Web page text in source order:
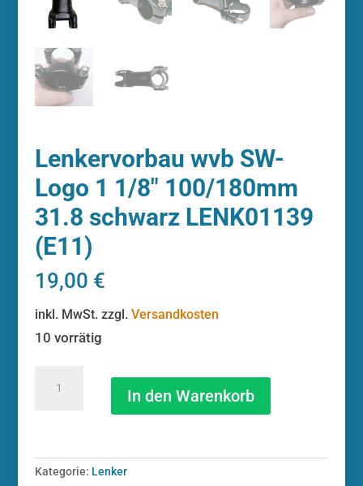
Lenkervorbau wvb SW-
Logo 1 1/8″ 100/180mm
31.8 schwarz LENK01139
(E11)
19,00 €
inkl. MwSt. zzgl. Versandkosten
10 vorrätig
Lenkervorbau
wvb
1/8"
100/180mm
In den Warenkorb
Kategorie: Lenker